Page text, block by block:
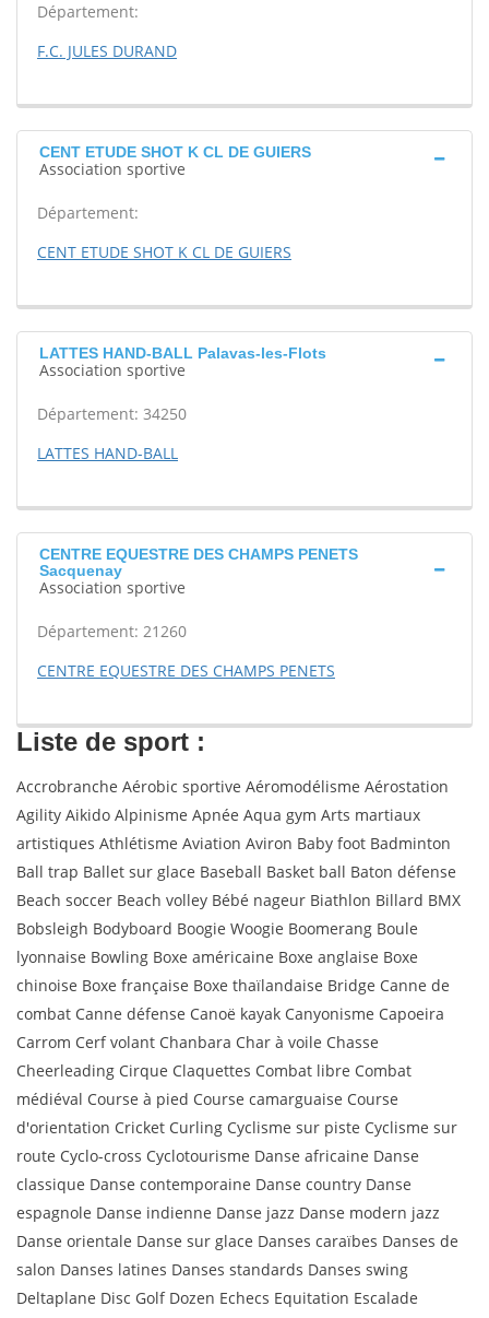
Département:
F.C. JULES DURAND
CENT ETUDE SHOT K CL DE GUIERS
Association sportive
Département:
CENT ETUDE SHOT K CL DE GUIERS
LATTES HAND-BALL Palavas-les-Flots
Association sportive
Département: 34250
LATTES HAND-BALL
CENTRE EQUESTRE DES CHAMPS PENETS
Sacquenay
Association sportive
Département: 21260
CENTRE EQUESTRE DES CHAMPS PENETS
Liste de sport :
Accrobranche Aérobic sportive Aéromodélisme Aérostation
Agility Aikido Alpinisme Apnée Aqua gym Arts martiaux
artistiques Athlétisme Aviation Aviron Baby foot Badminton
Ball trap Ballet sur glace Baseball Basket ball Baton défense
Beach soccer Beach volley Bébé nageur Biathlon Billard BMX
Bobsleigh Bodyboard Boogie Woogie Boomerang Boule
lyonnaise Bowling Boxe américaine Boxe anglaise Boxe
chinoise Boxe française Boxe thaïlandaise Bridge Canne de
combat Canne défense Canoë kayak Canyonisme Capoeira
Carrom Cerf volant Chanbara Char à voile Chasse
Cheerleading Cirque Claquettes Combat libre Combat
médiéval Course à pied Course camarguaise Course
d'orientation Cricket Curling Cyclisme sur piste Cyclisme sur
route Cyclo-cross Cyclotourisme Danse africaine Danse
classique Danse contemporaine Danse country Danse
espagnole Danse indienne Danse jazz Danse modern jazz
Danse orientale Danse sur glace Danses caraïbes Danses de
salon Danses latines Danses standards Danses swing
Deltaplane Disc Golf Dozen Echecs Equitation Escalade